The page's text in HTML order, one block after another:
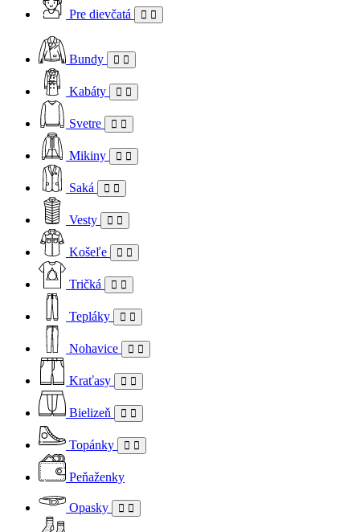
Pre dievčatá
Bundy
Kabáty
Svetre
Mikiny
Saká
Vesty
Košeľe
Tričká
Tepláky
Nohavice
Kraťasy
Bielizeň
Topánky
Peňaženky
Opasky